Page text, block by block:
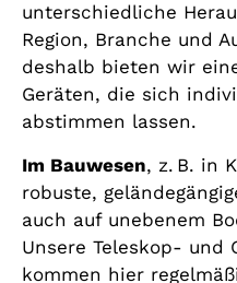
unterschiedliche
Region, Branche und
deshalb bieten wir
Geräten, die sich
abstimmen lassen.
Im Bauwesen, z. B. in
robuste,
auch auf unebenem
Unsere Teleskop- und
kommen hier